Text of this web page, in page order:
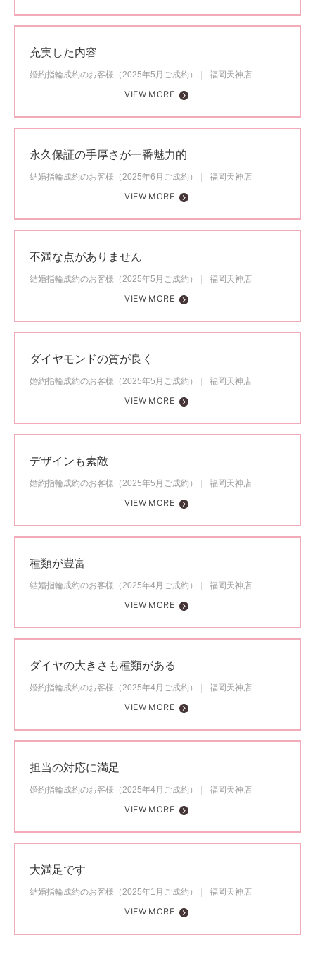
充実した内容
婚約指輪成約のお客様（2025年5月ご成約）
福岡天神店
VIEW MORE
永久保証の手厚さが一番魅力的
結婚指輪成約のお客様（2025年6月ご成約）
福岡天神店
VIEW MORE
不満な点がありません
結婚指輪成約のお客様（2025年5月ご成約）
福岡天神店
VIEW MORE
ダイヤモンドの質が良く
婚約指輪成約のお客様（2025年5月ご成約）
福岡天神店
VIEW MORE
デザインも素敵
婚約指輪成約のお客様（2025年5月ご成約）
福岡天神店
VIEW MORE
種類が豊富
結婚指輪成約のお客様（2025年4月ご成約）
福岡天神店
VIEW MORE
ダイヤの大きさも種類がある
婚約指輪成約のお客様（2025年4月ご成約）
福岡天神店
VIEW MORE
担当の対応に満足
婚約指輪成約のお客様（2025年4月ご成約）
福岡天神店
VIEW MORE
大満足です
結婚指輪成約のお客様（2025年1月ご成約）
福岡天神店
VIEW MORE